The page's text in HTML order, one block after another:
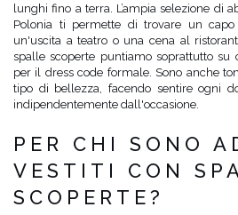
lunghi fino a terra. L’ampia selezione di
Polonia ti permette di trovare un
un'uscita a teatro o una cena al
spalle scoperte puntiamo soprattutto su
per il dress code formale. Sono anche
tipo di bellezza, facendo sentire ogni
indipendentemente dall'occasione.
PER CHI SONO
VESTITI CON
SCOPERTE?